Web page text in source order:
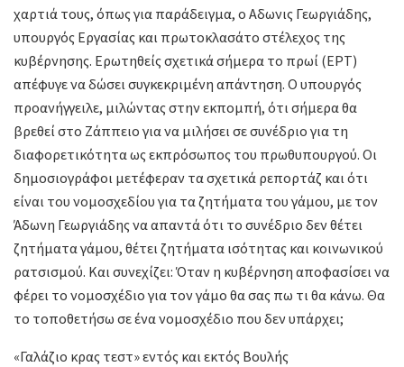
χαρτιά τους, όπως για παράδειγμα, ο Αδωνις Γεωργιάδης,
υπουργός Εργασίας και πρωτοκλασάτο στέλεχος της
κυβέρνησης. Ερωτηθείς σχετικά σήμερα το πρωί (ΕΡΤ)
απέφυγε να δώσει συγκεκριμένη απάντηση. Ο υπουργός
προανήγγειλε, μιλώντας στην εκπομπή, ότι σήμερα θα
βρεθεί στο Ζάππειο για να μιλήσει σε συνέδριο για τη
διαφορετικότητα ως εκπρόσωπος του πρωθυπουργού. Οι
δημοσιογράφοι μετέφεραν τα σχετικά ρεπορτάζ και ότι
είναι του νομοσχεδίου για τα ζητήματα του γάμου, με τον
Άδωνη Γεωργιάδης να απαντά ότι το συνέδριο δεν θέτει
ζητήματα γάμου, θέτει ζητήματα ισότητας και κοινωνικού
ρατσισμού. Και συνεχίζει: Όταν η κυβέρνηση αποφασίσει να
φέρει το νομοσχέδιο για τον γάμο θα σας πω τι θα κάνω. Θα
το τοποθετήσω σε ένα νομοσχέδιο που δεν υπάρχει;
«Γαλάζιο κρας τεστ» εντός και εκτός Βουλής